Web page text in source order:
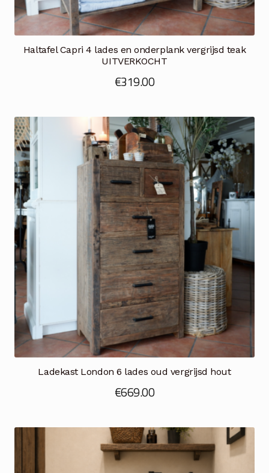
Haltafel Capri 4 lades en onderplank vergrijsd teak
UITVERKOCHT
€319.00
Ladekast London 6 lades oud vergrijsd hout
€669.00